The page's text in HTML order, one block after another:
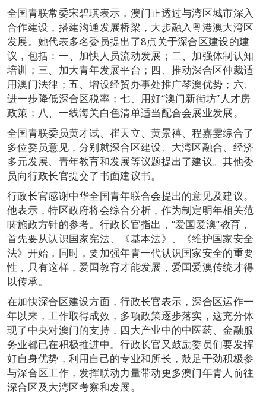
全国青联常委宋碧琪表示，澳门正透过与湾区城市深入
合作建设，搭建沟通发展桥梁，大步融入粤港澳大湾区
发展。她代表多名委员提出了8点关于深合区建设的建
议，包括：一、加快人员流动发展；二、加强体制认知
培训；三、加大青年发展平台；四、推动深合区仲裁适
用澳门法律；五、增设经贸办事处推广琴澳优势；六、
进一步降低深合区税率；七、用好“澳门新街坊”人才房
政策；八、一线海关白色清单适当配合会展业发展。
全国青联委员黄才试、崔天立、黄景禧、程嘉雯综合了
多位委员意见，分别就深合区建设、大湾区融合、经济
多元发展、青年教育和发展等议题提出了建议。其他委
员向行政长官提交了书面建议书。
行政长官感谢中华全国青年联合会提出的意见及建议。
他表示，特区政府将会综合分析，作为制定明年相关范
畴施政方针的参考。行政长官指出，“爱国爱澳”教育，
首先要从认识国家宪法、《基本法》、《维护国家安全
法》开始，同时，要加强年青一代认识国家安全的重要
性，只有这样，爱国教育才能发展，爱国爱澳传统才得
以传承。
在加快深合区建设方面，行政长官表示，深合区运作一
年以来，工作取得成效，多项政策逐步落实，这充分体
现了中央对澳门的支持，四大产业中的中医药、金融服
务业都已在积极推进中。行政长官又鼓励委员们要发挥
好自身优势，利用自己的专业和所长，鼓足干劲积极参
与深合区工作，发挥联动力量带动更多澳门年青人前往
深合区及大湾区考察和发展。